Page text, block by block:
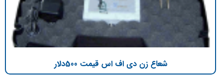
شعاع زن دی اف اس قیمت 500دلار